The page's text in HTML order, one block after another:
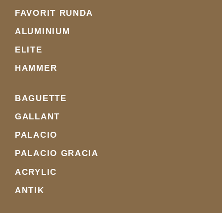
FAVORIT RUNDA
ALUMINIUM
ELITE
HAMMER
BAGUETTE
GALLANT
PALACIO
PALACIO GRACIA
ACRYLIC
ANTIK